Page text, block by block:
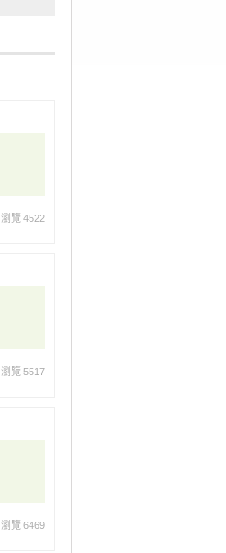
瀏覽 4522
瀏覽 5517
瀏覽 6469